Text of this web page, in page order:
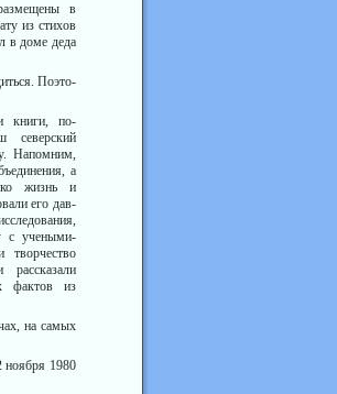
в
из стихов
в доме деда
Поэто­
и книги, по­
северский
На­помним,
а
жизнь и
его дав­
с учеными-
фактов из
на самых
нояб­ря 1980